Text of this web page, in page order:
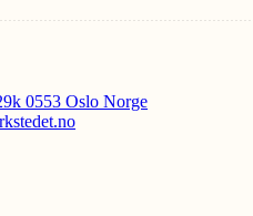
0553 Oslo Norge